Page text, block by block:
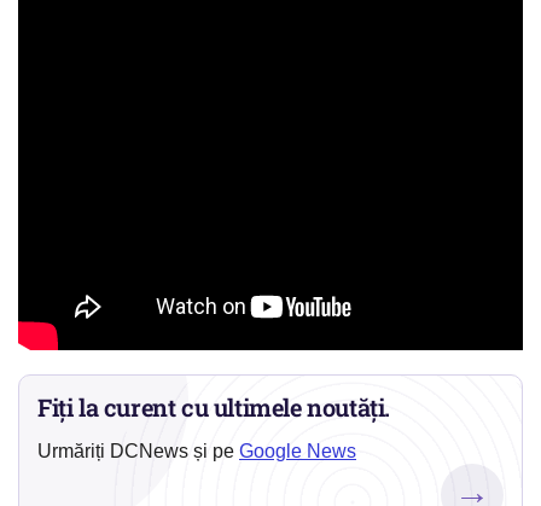
Fiți la curent cu ultimele noutăți.
Urmăriți DCNews și pe Google News
→